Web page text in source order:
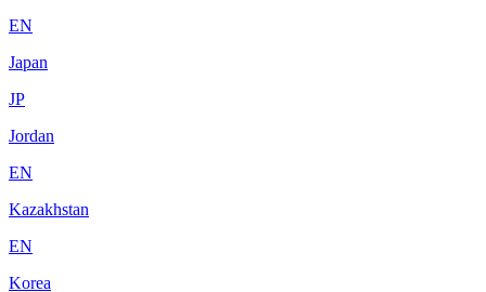
EN
Japan
JP
Jordan
EN
Kazakhstan
EN
Korea